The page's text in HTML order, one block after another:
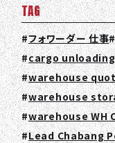
TOP
ABOUT
SERVICES
TAG
フォワーダー 仕事
cargo unloading
warehouse
warehouse
warehouse WH
Lead Chabang